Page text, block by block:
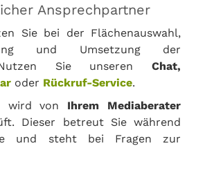
Ansprechpartner
Sie bei der Flächenauswahl,
und Umsetzung der
Nutzen Sie unseren Chat,
oder Rückruf-Service.
wird von Ihrem Mediaberater
Dieser betreut Sie während
und steht bei Fragen zur